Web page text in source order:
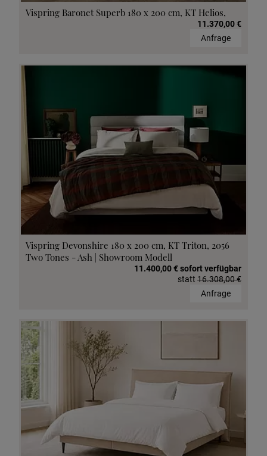
Vispring Baronet Superb 180 x 200 cm, KT Helios,
11.370,00 €
Anfrage
Vispring Devonshire 180 x 200 cm, KT Triton, 2056
Two Tones - Ash | Showroom Modell
11.400,00 € sofort verfügbar
statt 16.308,00 €
Anfrage